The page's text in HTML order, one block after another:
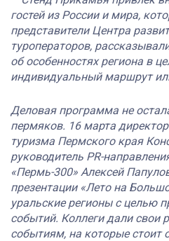
гостей из России и мира,
представители Центра
туроператоров,
об особенностях региона в
индивидуальный маршрут
Деловая программа не
пермяков. 16 марта
туризма Пермского края
руководитель PR-
«Пермь-300» Алексей
презентации «Лето на
уральские регионы с целью
событий. Коллеги дали свои
событиям, на которые стоит